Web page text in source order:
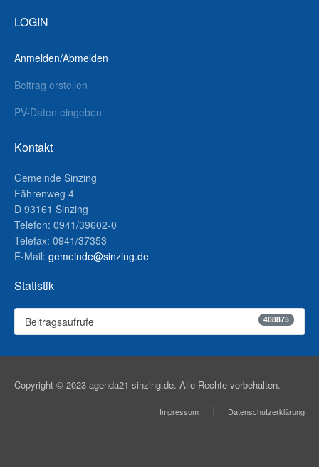
LOGIN
Anmelden/Abmelden
Beitrag erstellen
PV-Daten eingeben
Kontakt
Gemeinde Sinzing
Fährenweg 4
D 93161 Sinzing
Telefon: 0941/39602-0
Telefax: 0941/37353
E-Mail: gemeinde@sinzing.de
Statistik
Beitragsaufrufe 408875
Copyright © 2023 agenda21-sinzing.de. Alle Rechte vorbehalten.
Impressum Datenschutzerklärung